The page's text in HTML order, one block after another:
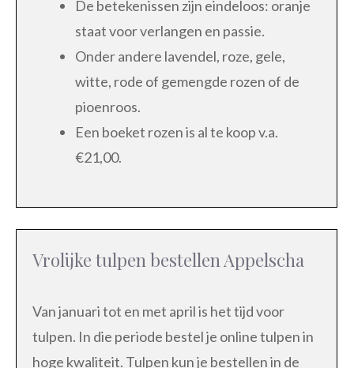
De betekenissen zijn eindeloos: oranje
staat voor verlangen en passie.
Onder andere lavendel, roze, gele,
witte, rode of gemengde rozen of de
pioenroos.
Een boeket rozen is al te koop v.a.
€21,00.
Vrolijke tulpen bestellen Appelscha
Van januari tot en met april is het tijd voor
tulpen. In die periode bestel je online tulpen in
hoge kwaliteit. Tulpen kun je bestellen in de